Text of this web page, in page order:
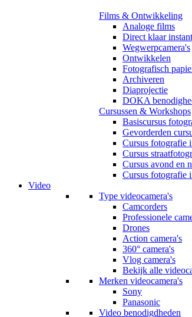
Films & Ontwikkeling
Analoge films
Direct klaar
Wegwerpcamera's
Ontwikkelen
Fotografisch
Archiveren
Diaprojectie
DOKA
Cursussen & Workshops
Basiscursus
Gevorderden
Cursus fotografie
Cursus
Cursus avond en
Cursus fotografie
Video
Type videocamera's
Camcorders
Professionele
Drones
Action camera's
360° camera's
Vlog camera's
Bekijk alle
Merken videocamera's
Sony
Panasonic
Video benodigdheden